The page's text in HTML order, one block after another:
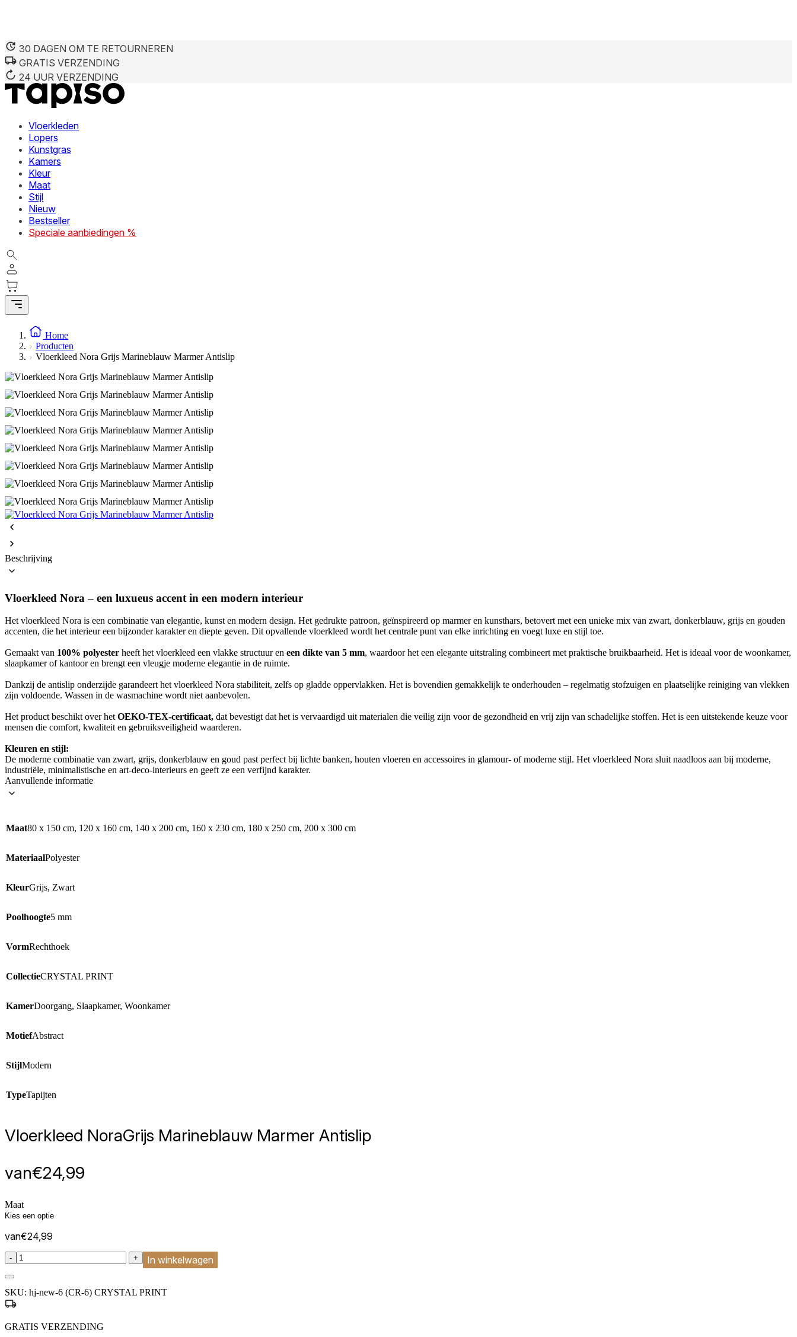
30 DAGEN OM TE RETOURNEREN
GRATIS VERZENDING
24 UUR VERZENDING
Vloerkleden
Lopers
Kunstgras
Kamers
Kleur
Maat
Stijl
Nieuw
Bestseller
Speciale aanbiedingen %
Home
Producten
Vloerkleed Nora Grijs Marineblauw Marmer Antislip
Beschrijving
Vloerkleed Nora – een luxueus accent in een modern interieur
Het vloerkleed Nora is een combinatie van elegantie, kunst en modern design. Het gedrukte patroon, geïnspireerd op marmer en kunsthars, betovert met een unieke mix van zwart, donkerblauw, grijs en gouden
accenten, die het interieur een bijzonder karakter en diepte geven. Dit opvallende vloerkleed wordt het centrale punt van elke inrichting en voegt luxe en stijl toe.
Gemaakt van 100% polyester heeft het vloerkleed een vlakke structuur en een dikte van 5 mm, waardoor het een elegante uitstraling combineert met praktische bruikbaarheid. Het is ideaal voor de woonkamer,
slaapkamer of kantoor en brengt een vleugje moderne elegantie in de ruimte.
Dankzij de antislip onderzijde garandeert het vloerkleed Nora stabiliteit, zelfs op gladde oppervlakken. Het is bovendien gemakkelijk te onderhouden – regelmatig stofzuigen en plaatselijke reiniging van vlekken
zijn voldoende. Wassen in de wasmachine wordt niet aanbevolen.
Het product beschikt over hetOEKO-TEX-certificaat, dat bevestigt dat het is vervaardigd uit materialen die veilig zijn voor de gezondheid en vrij zijn van schadelijke stoffen. Het is een uitstekende keuze voor
mensen die comfort, kwaliteit en gebruiksveiligheid waarderen.
Kleuren en stijl:
De moderne combinatie van zwart, grijs, donkerblauw en goud past perfect bij lichte banken, houten vloeren en accessoires in glamour- of moderne stijl. Het vloerkleed Nora sluit naadloos aan bij moderne,
industriële, minimalistische en art-deco-interieurs en geeft ze een verfijnd karakter.
Aanvullende informatie
Maat80 x 150 cm, 120 x 160 cm, 140 x 200 cm, 160 x 230 cm, 180 x 250 cm, 200 x 300 cm
MateriaalPolyester
KleurGrijs, Zwart
Poolhoogte5 mm
VormRechthoek
CollectieCRYSTAL PRINT
KamerDoorgang, Slaapkamer, Woonkamer
MotiefAbstract
StijlModern
TypeTapijten
Vloerkleed NoraGrijs Marineblauw Marmer Antislip
van€24,99
Maat
van€24,99
:product_name quantity
- + In winkelwagen
SKU: hj-new-6 (CR-6) CRYSTAL PRINT
GRATIS VERZENDING